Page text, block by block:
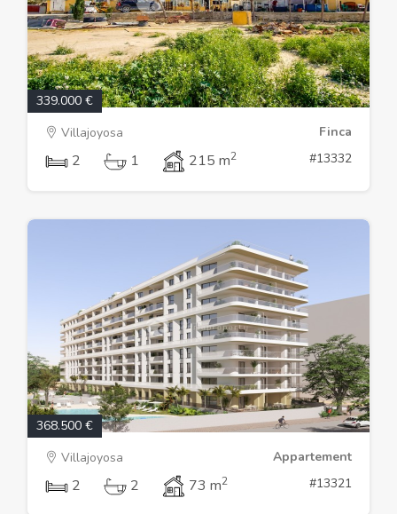
339.000 €
Villajoyosa
Finca
2 1 215 m2 #13332
368.500 €
Villajoyosa
Appartement
2 2 73 m2 #13321